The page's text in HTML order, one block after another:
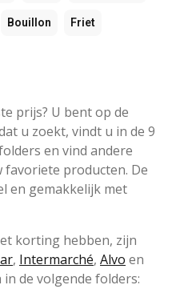
Bouillon Friet
prijs? U bent op de
u zoekt, vindt u in de 9
en vind andere
producten. De
en gemakkelijk met
korting hebben, zijn
, Intermarché, Alvo en
de volgende folders: